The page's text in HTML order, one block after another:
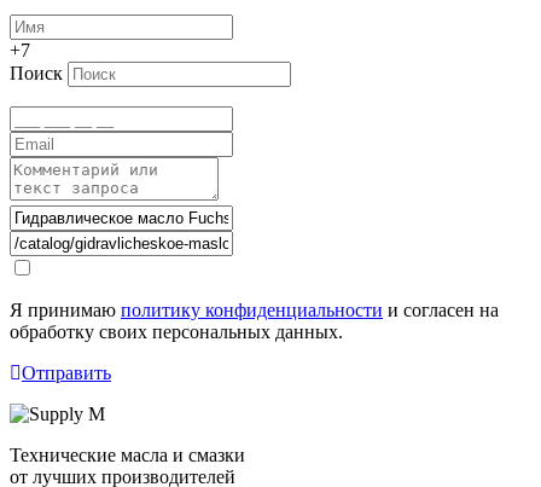
+7
Поиск
Я принимаю политику конфиденциальности и согласен на
обработку своих персональных данных.
Отправить
Технические масла и смазки
от лучших производителей